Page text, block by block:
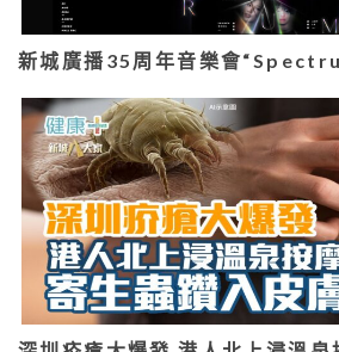
新城廣播35周年音樂會